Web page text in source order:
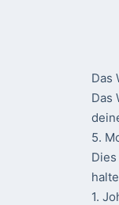
Das
Das
5.
1.